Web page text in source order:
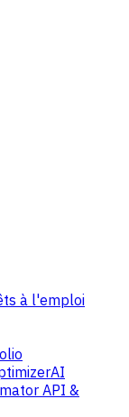
à l'emploi
AI
API &